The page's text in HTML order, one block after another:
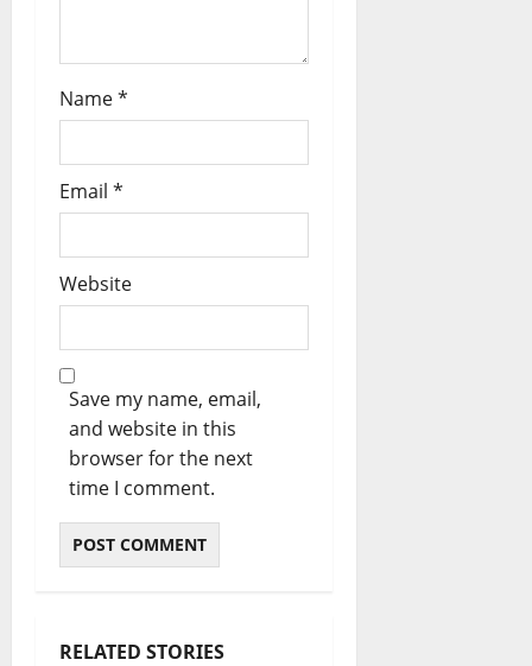
Name*
Email *
Website
Save my name, email,
and website in this
browser for the next
time I comment.
RELATED STORIES